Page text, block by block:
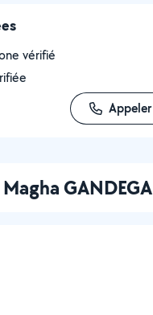
vérifié
Appeler
GANDEGA